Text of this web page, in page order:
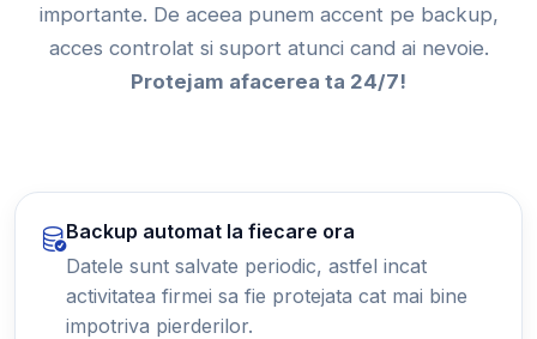
importante. De aceea punem accent pe backup,
acces controlat si suport atunci cand ai nevoie.
Protejam afacerea ta 24/7!
Backup automat la fiecare ora
Datele sunt salvate periodic, astfel incat
activitatea firmei sa fie protejata cat mai bine
impotriva pierderilor.